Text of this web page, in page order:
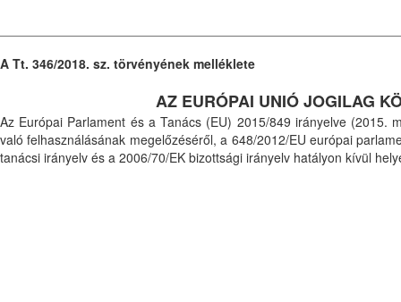
A Tt. 346/2018. sz. törvényének melléklete
AZ EURÓPAI UNIÓ JOGILAG
Az Európai Parlament és a Tanács (EU) 2015/849 irányelve (2015.
való felhasználásának megelőzéséről, a 648/2012/EU európai
tanácsi irányelv és a 2006/70/EK bizottsági irányelv hatályon kívül